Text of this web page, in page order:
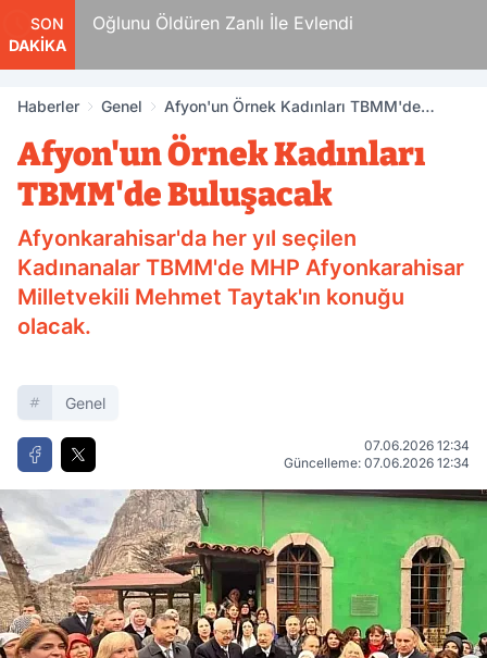
SON
DAKİKA
Oğlunu Öldüren Zanlı İle Evlendi
Haberler Genel
Afyon'un Örnek Kadınları TBMM'de
Afyon'un Örnek Kadınları
TBMM'de Buluşacak
Afyonkarahisar'da her yıl seçilen
Kadınanalar TBMM'de MHP Afyonkarahisar
Milletvekili Mehmet Taytak'ın konuğu
olacak.
Genel
07.06.2026 12:34
Güncelleme: 07.06.2026 12:34